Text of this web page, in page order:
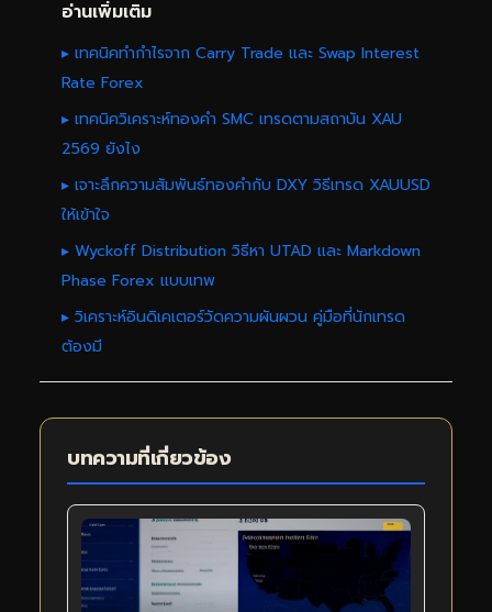
อ่านเพิ่มเติม
▸ เทคนิคทำกำไรจาก Carry Trade และ Swap Interest
Rate Forex
▸ เทคนิควิเคราะห์ทองคำ SMC เทรดตามสถาบัน XAU
2569 ยังไง
▸ เจาะลึกความสัมพันธ์ทองคำกับ DXY วิธีเทรด XAUUSD
ให้เข้าใจ
▸ Wyckoff Distribution วิธีหา UTAD และ Markdown
Phase Forex แบบเทพ
▸ วิเคราะห์อินดิเคเตอร์วัดความผันผวน คู่มือที่นักเทรด
ต้องมี
บทความที่เกี่ยวข้อง